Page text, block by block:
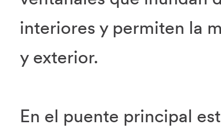
interiores y permiten la
y exterior.
En el puente principal